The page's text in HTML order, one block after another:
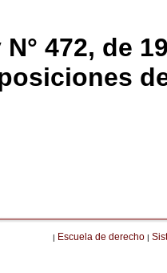
472, de
| Escuela de derecho |